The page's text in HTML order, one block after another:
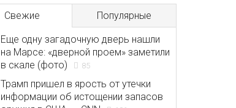
Свежие Популярные
Еще одну загадочную дверь нашли
на Марсе: «дверной проем» заметили
в скале (фото)
85
Трамп пришел в ярость от утечки
информации об истощении запасов